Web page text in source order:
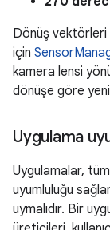
Dönüş vektörleri
için
kamera lensi
dönüşe göre
Uygulama
Uygulamalar,
uyumluluğu
uymalıdır. Bir